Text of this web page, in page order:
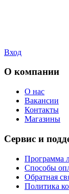
Вход
О компании
О нас
Вакансии
Контакты
Магазины
Сервис и
Программа
Способы
Обратная
Политика